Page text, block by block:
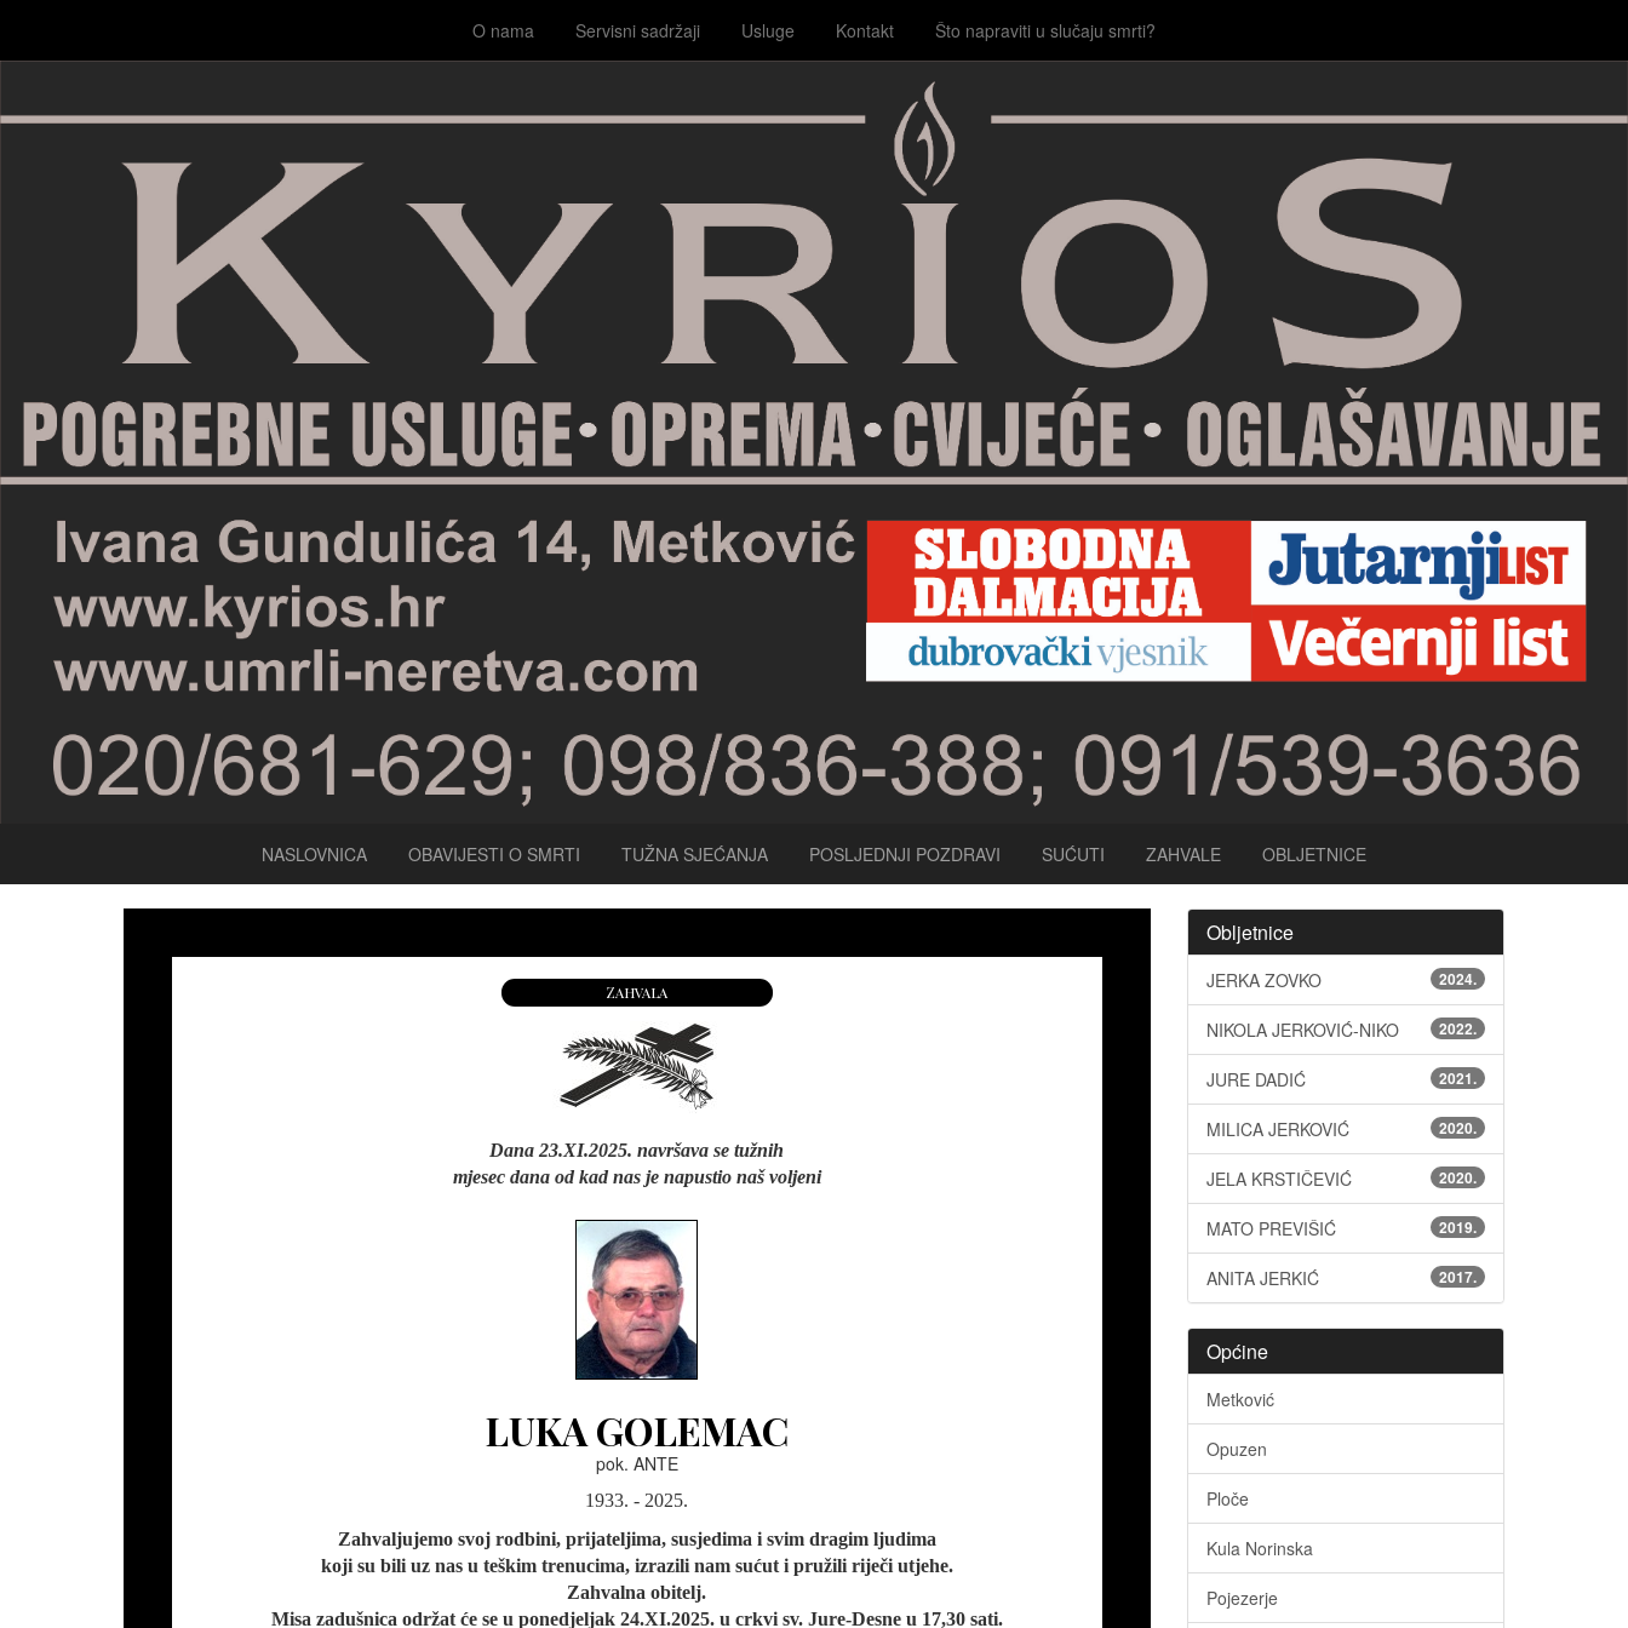
O nama Servisni sadržaji Usluge Kontakt Što napraviti u slučaju smrti?
NASLOVNICA OBAVIJESTI O SMRTI TUŽNA SJEĆANJA POSLJEDNJI POZDRAVI SUĆUTI ZAHVALE OBLJETNICE
Zahvala
Dana 23.XI.2025. navršava se tužnih
mjesec dana od kad nas je napustio naš voljeni
LUKA GOLEMAC
pok. ANTE
1933. - 2025.
Zahvaljujemo svoj rodbini, prijateljima, susjedima i svim dragim ljudima
koji su bili uz nas u teškim trenucima, izrazili nam sućut i pružili riječi utjehe.
Zahvalna obitelj.
Misa zadušnica održat će se u ponedjeljak 24.XI.2025. u crkvi sv. Jure-Desne u 17,30 sati.
Obljetnice
JERKA ZOVKO 2024.
NIKOLA JERKOVIĆ-NIKO 2022.
JURE DADIĆ 2021.
MILICA JERKOVIĆ 2020.
JELA KRSTIČEVIĆ 2020.
MATO PREVIŠIĆ 2019.
ANITA JERKIĆ 2017.
Općine
Metković
Opuzen
Ploče
Kula Norinska
Pojezerje